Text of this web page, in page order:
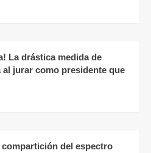
La drástica medida de
jurar como presidente que
del espectro